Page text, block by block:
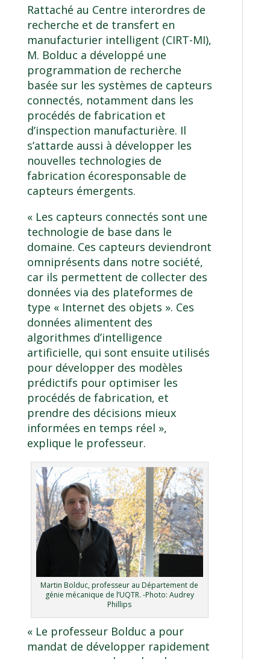
Rattaché au Centre interordres de
recherche et de transfert en
manufacturier intelligent (CIRT-MI),
M. Bolduc a développé une
programmation de recherche
basée sur les systèmes de capteurs
connectés, notamment dans les
procédés de fabrication et
d’inspection manufacturière. Il
s’attarde aussi à développer les
nouvelles technologies de
fabrication écoresponsable de
capteurs émergents.
« Les capteurs connectés sont une
technologie de base dans le
domaine. Ces capteurs deviendront
omniprésents dans notre société,
car ils permettent de collecter des
données via des plateformes de
type « Internet des objets ». Ces
données alimentent des
algorithmes d’intelligence
artificielle, qui sont ensuite utilisés
pour développer des modèles
prédictifs pour optimiser les
procédés de fabrication, et
prendre des décisions mieux
informées en temps réel »,
explique le professeur.
Martin Bolduc, professeur au Département de
génie mécanique de l’UQTR. -Photo: Audrey
Phillips
« Le professeur Bolduc a pour
mandat de développer rapidement